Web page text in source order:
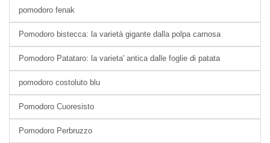
pomodoro fenak
Pomodoro bistecca: la varietà gigante dalla polpa carnosa
Pomodoro Patataro: la varieta' antica dalle foglie di patata
pomodoro costoluto blu
Pomodoro Cuoresisto
Pomodoro Perbruzzo